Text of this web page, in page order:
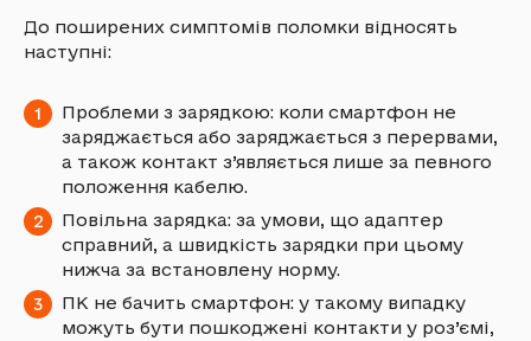
До поширених симптомів поломки відносять
наступні:
Проблеми з зарядкою: коли смартфон не
заряджається або заряджається з перервами,
а також контакт з’являється лише за певного
положення кабелю.
Повільна зарядка: за умови, що адаптер
справний, а швидкість зарядки при цьому
нижча за встановлену норму.
ПК не бачить смартфон: у такому випадку
можуть бути пошкоджені контакти у роз’ємі,